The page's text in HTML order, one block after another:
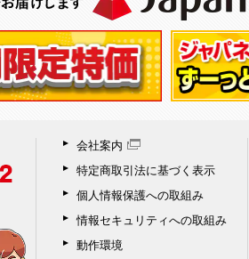
会社案内
特定商取引法に基づく表示
個人情報保護への取組み
情報セキュリティへの取組み
動作環境